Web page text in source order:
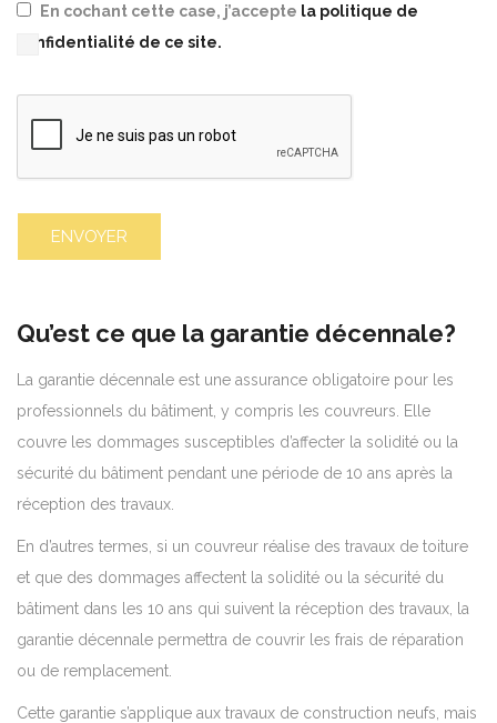
En cochant cette case, j’accepte la politique de
confidentialité de ce site.
Qu’est ce que la garantie décennale?
La garantie décennale est une assurance obligatoire pour les
professionnels du bâtiment, y compris les couvreurs. Elle
couvre les dommages susceptibles d’affecter la solidité ou la
sécurité du bâtiment pendant une période de 10 ans après la
réception des travaux.
En d’autres termes, si un couvreur réalise des travaux de toiture
et que des dommages affectent la solidité ou la sécurité du
bâtiment dans les 10 ans qui suivent la réception des travaux, la
garantie décennale permettra de couvrir les frais de réparation
ou de remplacement.
Cette garantie s’applique aux travaux de construction neufs, mais